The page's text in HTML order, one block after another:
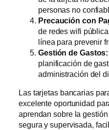
personas no
Precaución con
de redes wifi
línea para prevenir
Gestión de Gastos:
planificación de
administración del
Las tarjetas bancarias
excelente oportunidad
aprendan sobre la
segura y supervisada,